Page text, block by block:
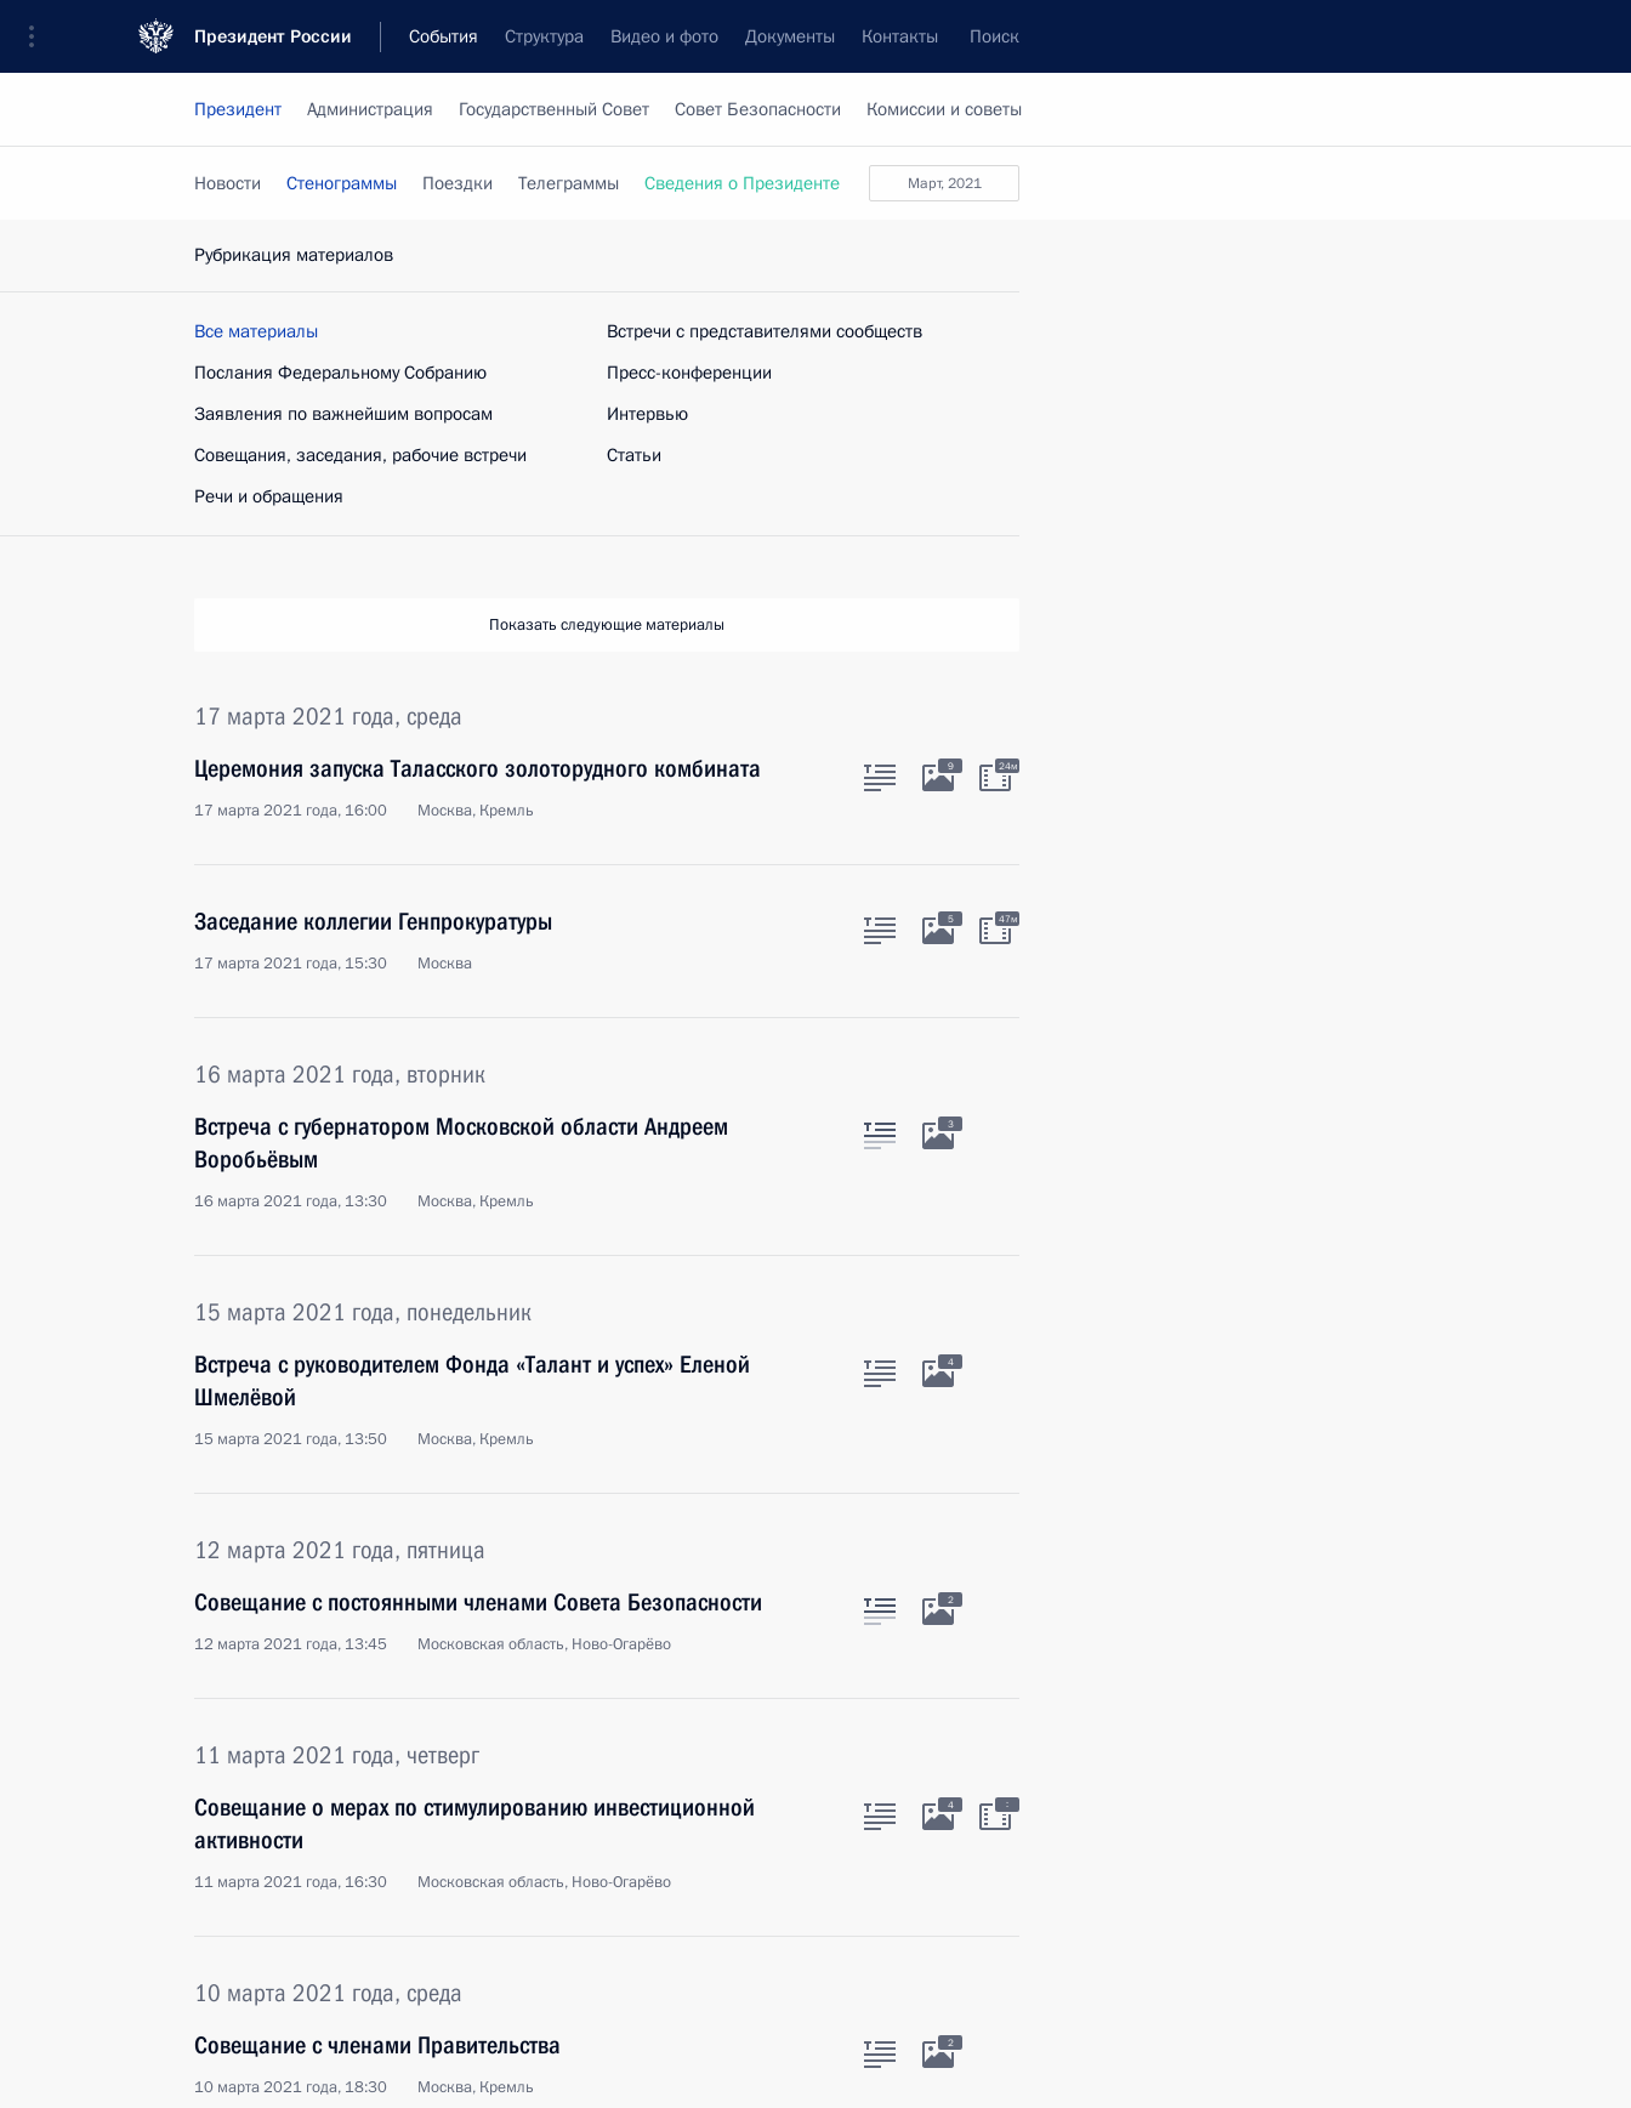
Президент России События Структура Видео и фото Документы Контакты Поиск
Президент Администрация Государственный Совет Совет Безопасности Комиссии и советы
март, 2021
Новости Стенограммы Поездки Телеграммы Сведения о Президенте
Рубрикация материалов
Все материалы
Послания Федеральному Собранию
Заявления по важнейшим вопросам
Совещания, заседания, рабочие встречи
Речи и обращения
Встречи с представителями сообществ
Пресс-конференции
Интервью
Статьи
Показать следующие материалы
17 марта 2021 года, среда
Церемония запуска Таласского золоторудного комбината
17 марта 2021 года, 16:00 Москва, Кремль
9 24м
Заседание коллегии Генпрокуратуры
17 марта 2021 года, 15:30 Москва
5 47м
16 марта 2021 года, вторник
Встреча с губернатором Московской области Андреем
Воробьёвым
16 марта 2021 года, 13:30 Москва, Кремль
3
15 марта 2021 года, понедельник
Встреча с руководителем Фонда «Талант и успех» Еленой
Шмелёвой
15 марта 2021 года, 13:50 Москва, Кремль
4
12 марта 2021 года, пятница
Совещание с постоянными членами Совета Безопасности
12 марта 2021 года, 13:45 Московская область, Ново-Огарёво
2
11 марта 2021 года, четверг
Совещание о мерах по стимулированию инвестиционной
активности
11 марта 2021 года, 16:30 Московская область, Ново-Огарёво
4 :
10 марта 2021 года, среда
Совещание с членами Правительства
10 марта 2021 года, 18:30 Москва, Кремль
2